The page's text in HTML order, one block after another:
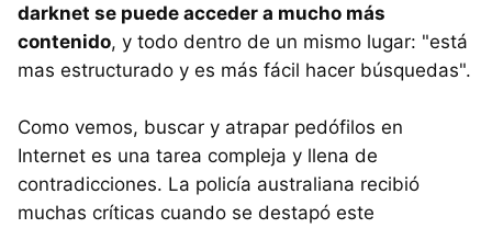
darknet se puede acceder a mucho más
contenido, y todo dentro de un mismo lugar: "está
mas estructurado y es más fácil hacer búsquedas".
Como vemos, buscar y atrapar pedófilos en
Internet es una tarea compleja y llena de
contradicciones. La policía australiana recibió
muchas críticas cuando se destapó este